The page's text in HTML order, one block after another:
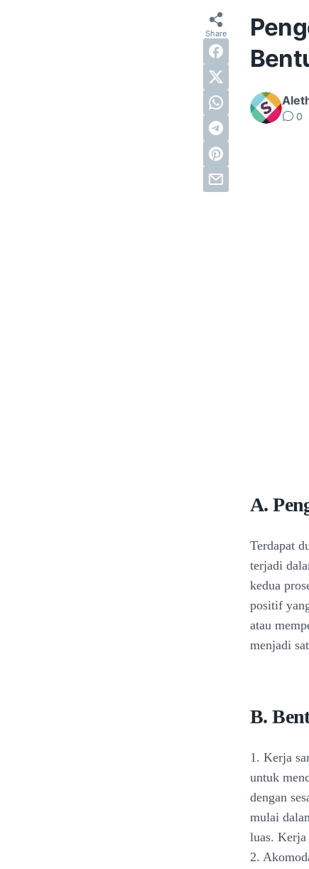
0
A.
Terdapat
terjadi
kedua
positif
atau
menjadi
B.
1. Kerja
untuk
dengan
mulai
luas. Kerja
2.